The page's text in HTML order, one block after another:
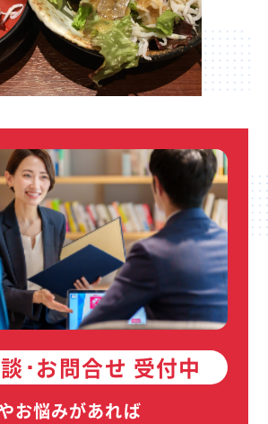
･お問合せ 受付中
お悩みがあれば